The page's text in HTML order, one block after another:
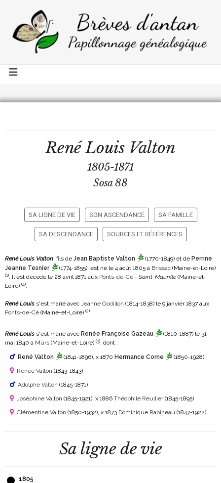
René Louis Valton
1805-1871
Sosa 88
SA LIGNE DE VIE SON ASCENDANCE SA FAMILLE
SA DESCENDANCE SOURCES ET RÉFÉRENCES
René Louis Valton, fils de Jean Baptiste Valton (1770-1849) et de Perrine
Jeanne Tesnier
(1774-1855), est né le 4 août 1805 à Brissac (Maine-et-Loire)
(1). Il est décédé le 28 avril 1871 aux Ponts-de-Cé - Saint-Maurille (Maine-et-
Loire) (4).
René Louis s'est marié avec Jeanne Godillon (1814-1838) le 9 janvier 1837 aux
Ponts-de-Cé (Maine-et-Loire) (2)
René Louis s'est marié avec Renée Françoise Gazeau (1810-1887) le 31
mai 1840 à Mûrs (Maine-et-Loire) (3), dont :
René Valton (1841-1896), x 1870 Hermance Corne
(1850-1928)
Renée Valton (1843-1843)
Adolphe Valton (1845-1871)
Joséphine Valton (1845-1921), x 1886 Théophile Reullier(1845-1895)
Clémentine Valton (1850-1932), x 1873 Dominique Rabineau (1847-1922)
Sa ligne de vie
1805